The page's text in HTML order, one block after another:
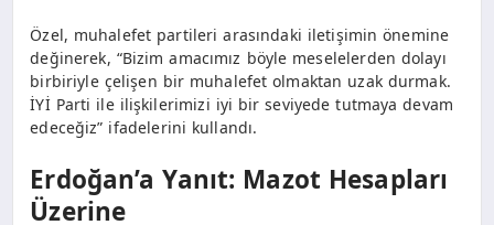
Özel, muhalefet partileri arasındaki iletişimin önemine
değinerek, “Bizim amacımız böyle meselelerden dolayı
birbiriyle çelişen bir muhalefet olmaktan uzak durmak.
İYİ Parti ile ilişkilerimizi iyi bir seviyede tutmaya devam
edeceğiz” ifadelerini kullandı.
Erdoğan’a Yanıt: Mazot Hesapları
Üzerine